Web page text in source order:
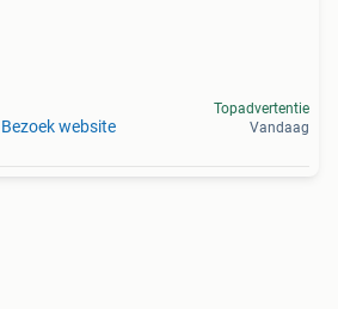
Bezoek website
Topadvertentie
Vandaag